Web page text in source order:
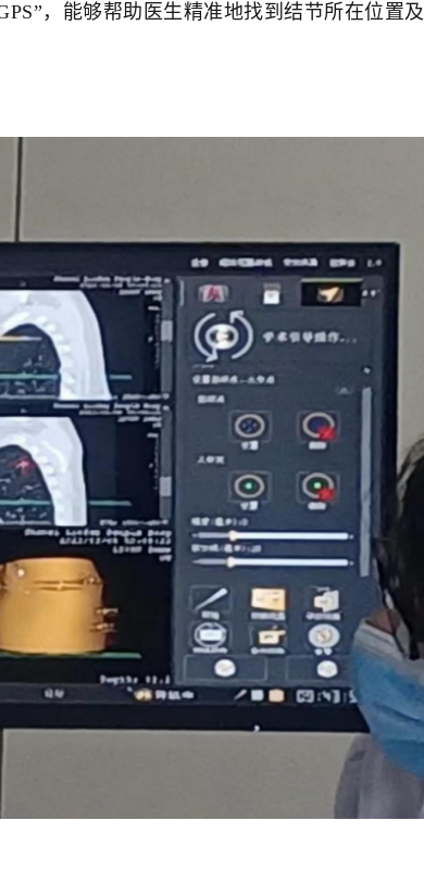
，能够帮助医生精准地找到结节所在位置及